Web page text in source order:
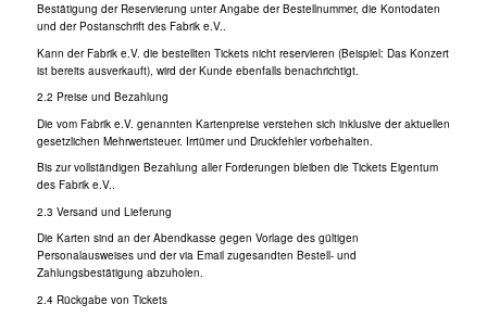
Bestätigung der Reservierung unter Angabe der Bestellnummer, die Kontodaten
und der Postanschrift des Fabrik e.V..
Kann der Fabrik e.V. die bestellten Tickets nicht reservieren (Beispiel: Das Konzert
ist bereits ausverkauft), wird der Kunde ebenfalls benachrichtigt.
2.2 Preise und Bezahlung
Die vom Fabrik e.V. genannten Kartenpreise verstehen sich inklusive der aktuellen
gesetzlichen Mehrwertsteuer. Irrtümer und Druckfehler vorbehalten.
Bis zur vollständigen Bezahlung aller Forderungen bleiben die Tickets Eigentum
des Fabrik e.V..
2.3 Versand und Lieferung
Die Karten sind an der Abendkasse gegen Vorlage des gültigen
Personalausweises und der via Email zugesandten Bestell- und
Zahlungsbestätigung abzuholen.
2.4 Rückgabe von Tickets